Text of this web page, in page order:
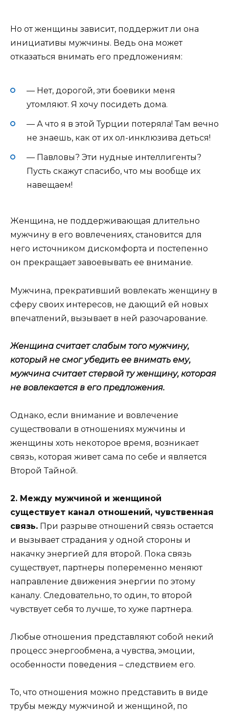
Но от женщины зависит, поддержит ли она
инициативы мужчины. Ведь она может
отказаться внимать его предложениям:
— Нет, дорогой, эти боевики меня
утомляют. Я хочу посидеть дома.
— А что я в этой Турции потеряла! Там вечно
не знаешь, как от их ол-инклюзива деться!
— Павловы? Эти нудные интеллигенты?
Пусть скажут спасибо, что мы вообще их
навещаем!
Женщина, не поддерживающая длительно
мужчину в его вовлечениях, становится для
него источником дискомфорта и постепенно
он прекращает завоевывать ее внимание.
Мужчина, прекративший вовлекать женщину в
сферу своих интересов, не дающий ей новых
впечатлений, вызывает в ней разочарование.
Женщина считает слабым того мужчину,
который не смог убедить ее внимать ему,
мужчина считает стервой ту женщину, которая
не вовлекается в его предложения.
Однако, если внимание и вовлечение
существовали в отношениях мужчины и
женщины хоть некоторое время, возникает
связь, которая живет сама по себе и является
Второй Тайной.
2. Между мужчиной и женщиной
существует канал отношений, чувственная
связь. При разрыве отношений связь остается
и вызывает страдания у одной стороны и
накачку энергией для второй. Пока связь
существует, партнеры попеременно меняют
направление движения энергии по этому
каналу. Следовательно, то один, то второй
чувствует себя то лучше, то хуже партнера.
Любые отношения представляют собой некий
процесс энергообмена, а чувства, эмоции,
особенности поведения – следствием его.
То, что отношения можно представить в виде
трубы между мужчиной и женщиной, по